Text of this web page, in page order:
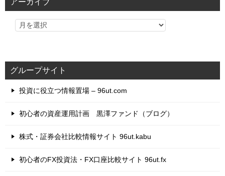
グループサイト
投資に役立つ情報置場 – 96ut.com
初心者の資産運用計画 黒澤ファンド（ブログ）
株式・証券会社比較情報サイト 96ut.kabu
初心者のFX投資法・FX口座比較サイト 96ut.fx